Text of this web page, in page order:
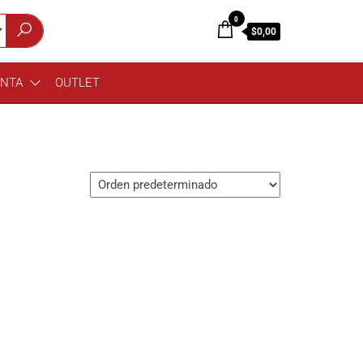
0
$0,00
OUTLET